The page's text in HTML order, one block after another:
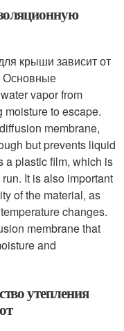
крыши зависит от
Основные
vapor from
to escape.
membrane,
but prevents liquid
a plastic film, which is
It is also important
of the material, as
changes.
membrane that
and
утепления